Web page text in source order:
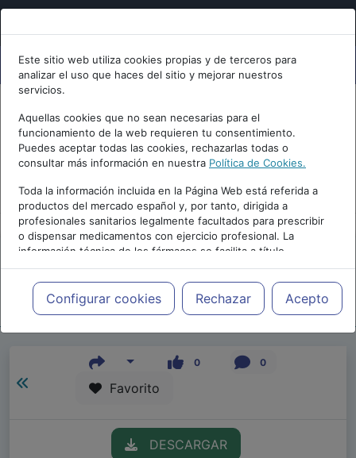
Este sitio web utiliza cookies propias y de terceros para
analizar el uso que haces del sitio y mejorar nuestros
servicios.
Aquellas cookies que no sean necesarias para el
funcionamiento de la web requieren tu consentimiento.
Puedes aceptar todas las cookies, rechazarlas todas o
consultar más información en nuestra Política de Cookies.
Toda la información incluida en la Página Web está referida a
productos del mercado español y, por tanto, dirigida a
profesionales sanitarios legalmente facultados para prescribir
o dispensar medicamentos con ejercicio profesional. La
información técnica de los fármacos se facilita a título
meramente informativo, siendo responsabilidad de los
profesionales facultados prescribir medicamentos y decidir, en
cada caso concreto, el tratamiento más adecuado a las
necesidades del paciente.
Configurar cookies Rechazar Acepto
Repositorio de Artículos |Blogs| Blog de
psiquiatria.com|
0 0
Favorito
DESCARGAR